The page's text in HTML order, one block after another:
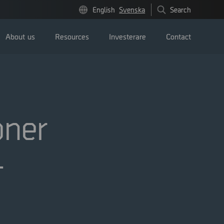
English Svenska Search
About us Resources Investerare
Pressmeddelanden
Contact